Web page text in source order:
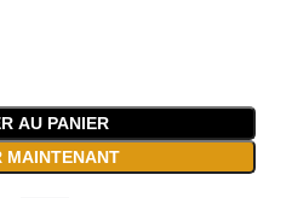
AU PANIER
MAINTENANT